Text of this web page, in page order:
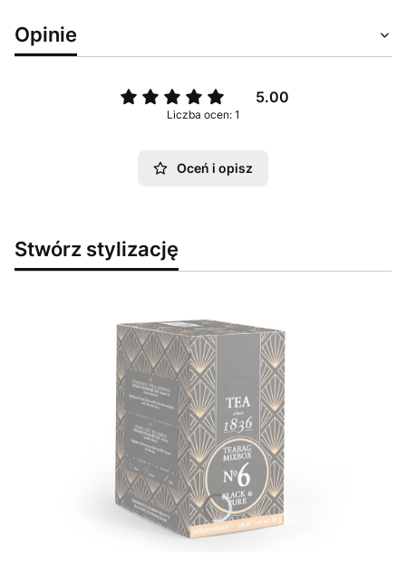
Opinie
5.00
Liczba ocen: 1
Oceń i opisz
Stwórz stylizację